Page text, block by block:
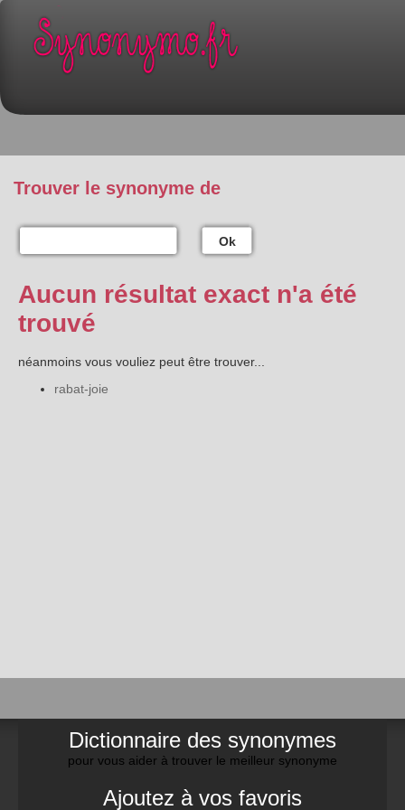
Trouver le synonyme de
Ok
Aucun résultat exact n'a été
trouvé
néanmoins vous vouliez peut être trouver...
rabat-joie
Dictionnaire des synonymes
pour vous aider à trouver le meilleur synonyme
Ajoutez à vos favoris